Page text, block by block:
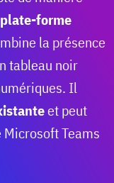
plate-forme
la présence
tableau noir
Il
et peut
Teams